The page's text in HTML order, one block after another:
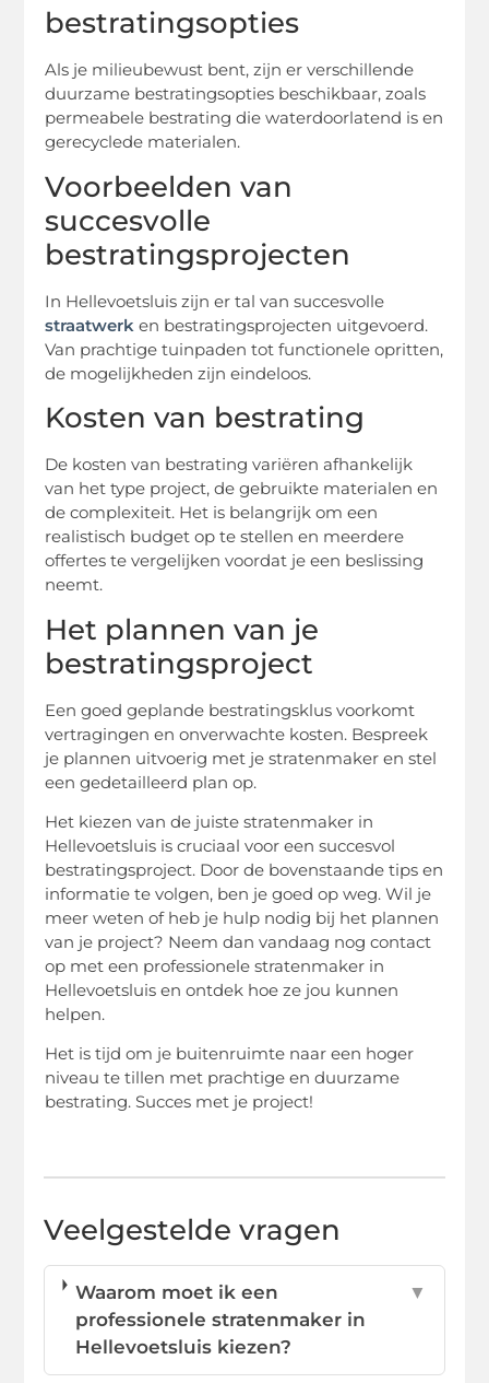
bestratingsopties
Als je milieubewust bent, zijn er verschillende
duurzame bestratingsopties beschikbaar, zoals
permeabele bestrating die waterdoorlatend is en
gerecyclede materialen.
Voorbeelden van
succesvolle
bestratingsprojecten
In Hellevoetsluis zijn er tal van succesvolle
straatwerk en bestratingsprojecten uitgevoerd.
Van prachtige tuinpaden tot functionele opritten,
de mogelijkheden zijn eindeloos.
Kosten van bestrating
De kosten van bestrating variëren afhankelijk
van het type project, de gebruikte materialen en
de complexiteit. Het is belangrijk om een
realistisch budget op te stellen en meerdere
offertes te vergelijken voordat je een beslissing
neemt.
Het plannen van je
bestratingsproject
Een goed geplande bestratingsklus voorkomt
vertragingen en onverwachte kosten. Bespreek
je plannen uitvoerig met je stratenmaker en stel
een gedetailleerd plan op.
Het kiezen van de juiste stratenmaker in
Hellevoetsluis is cruciaal voor een succesvol
bestratingsproject. Door de bovenstaande tips en
informatie te volgen, ben je goed op weg. Wil je
meer weten of heb je hulp nodig bij het plannen
van je project? Neem dan vandaag nog contact
op met een professionele stratenmaker in
Hellevoetsluis en ontdek hoe ze jou kunnen
helpen.
Het is tijd om je buitenruimte naar een hoger
niveau te tillen met prachtige en duurzame
bestrating. Succes met je project!
Veelgestelde vragen
Waarom moet ik een
professionele stratenmaker in
Hellevoetsluis kiezen?
▼